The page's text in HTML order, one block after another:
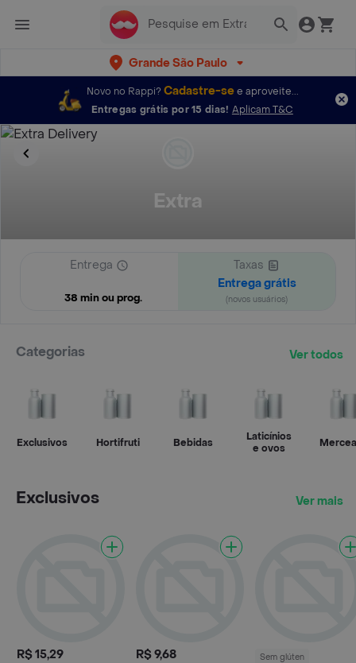
Grande São Paulo
Novo no Rappi? Cadastre-se e aproveite...
Entregas grátis por 15 dias! Aplicam T&C
Extra
Entrega
38 min ou prog.
Taxas
Entrega grátis
(novos usuários)
Categorias Ver todos
Exclusivos Hortifruti Bebidas
Laticínios
e ovos
Exclusivos Ver mais
R$ 15,29 R$ 9,68 Sem glúten